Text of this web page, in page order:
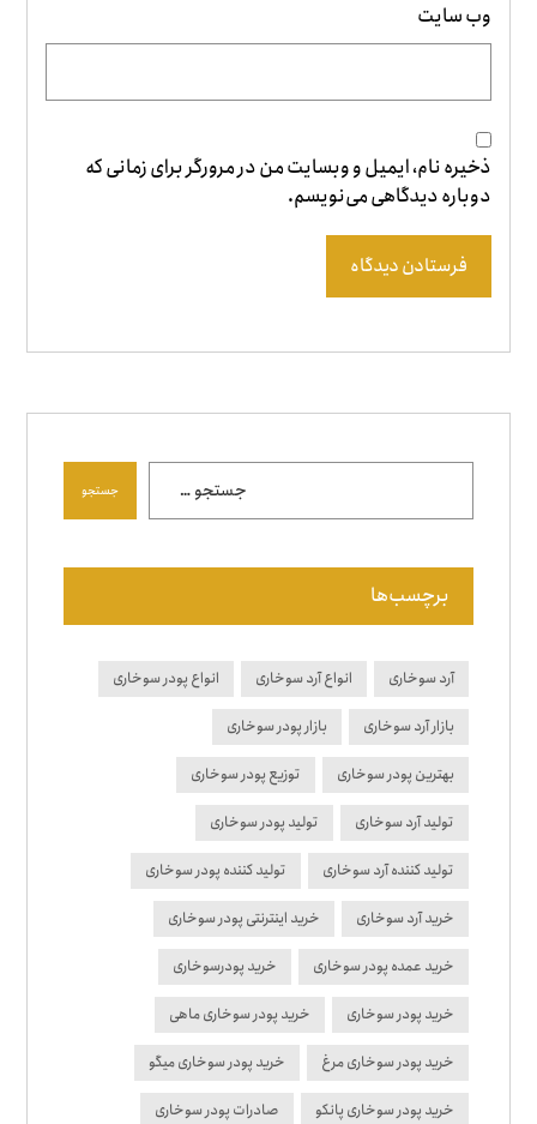
وب‌ سایت
ذخیره نام، ایمیل و وبسایت من در مرورگر برای زمانی که
دوباره دیدگاهی می‌نویسم.
فرستادن دیدگاه
جستجو
برچسب‌ها
آرد سوخاری انواع آرد سوخاری انواع پودر سوخاری
بازار آرد سوخاری بازار پودر سوخاری
بهترین پودر سوخاری توزیع پودر سوخاری
تولید آرد سوخاری تولید پودر سوخاری
تولید کننده آرد سوخاری تولید کننده پودر سوخاری
خرید آرد سوخاری خرید اینترنتی پودر سوخاری
خرید عمده پودر سوخاری خرید پودرسوخاری
خرید پودر سوخاری خرید پودر سوخاری ماهی
خرید پودر سوخاری مرغ خرید پودر سوخاری میگو
خرید پودر سوخاری پانکو صادرات پودر سوخاری